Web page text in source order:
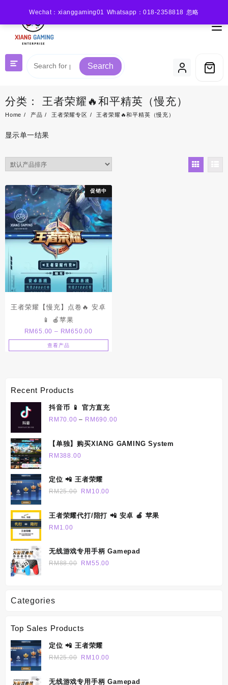
Wechat：xianggaming01 Whatsapp：018-2358818 忽略
content
Search
分类： 王者荣耀🔥和平精英（慢充）
Home 产品 王者荣耀专区 王者荣耀🔥和平精英（慢充）
显示单一结果
促销中
王者荣耀【慢充】点卷🔥 安卓
📱 🍎苹果
RM65.00 – RM650.00
range:
RM65.00
查看产品
Recent Products
抖音币 📱 官方直充
RM 70.00 – RM 690.00Price
RM70.00
【单独】购买XIANG GAMING System
RM388.00
定位 📲 王者荣耀
RM25.00 Original
was:
RM 10.00
is:
王者荣耀代打/陪打 📲 安卓 🍎 苹果
RM 1.00
无线游戏专用手柄 Gamepad
RM88.00 Original
RM55.00
Categories
Top Sales Products
定位 📲 王者荣耀
RM25.00 Original
was:
RM 10.00
is:
无线游戏专用手柄 Gamepad